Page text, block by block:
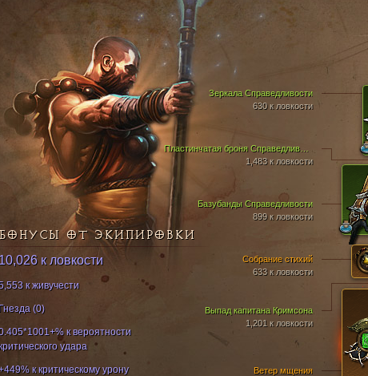
Пластинчатая броня Справедливости
1,483 к ловкости
Базубанды Справедливости
899 к ловкости
Зеркала Справедливости
630 к ловкости
Выпад капитана Кримсона
1,201 к ловкости
Ветер мщения
Собрание стихий
633 к ловкости
БОНУСЫ ОТ ЭКИПИРОВКИ
10,026 к ловкости
к живучести
Гнезда (0)
к вероятности
удара
к критическому урону